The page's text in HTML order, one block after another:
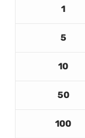
1
5
10
50
100